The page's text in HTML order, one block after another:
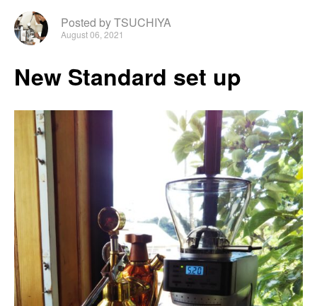
Posted by TSUCHIYA
August 06, 2021
New Standard set up